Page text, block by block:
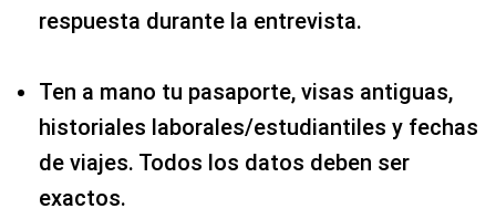
respuesta durante la entrevista.
Ten a mano tu pasaporte, visas antiguas,
historiales laborales/estudiantiles y fechas
de viajes. Todos los datos deben ser
exactos.